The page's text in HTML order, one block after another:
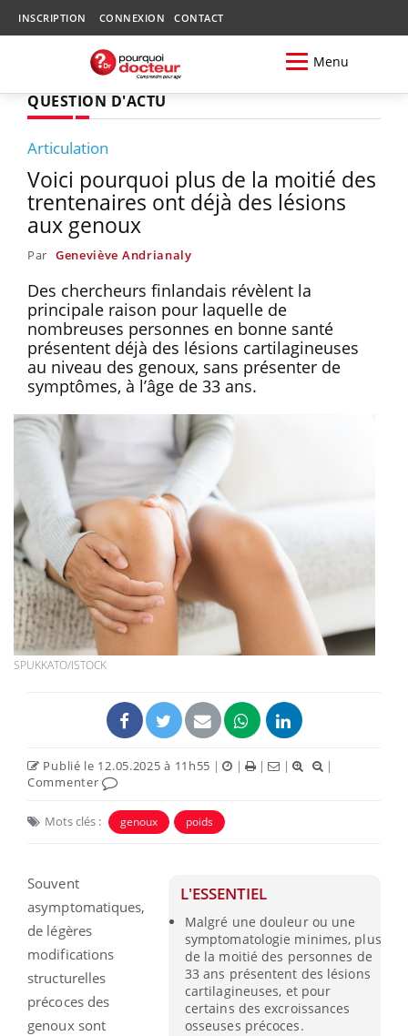
INSCRIPTION CONNEXION CONTACT
Menu
QUESTION D'ACTU
Articulation
Voici pourquoi plus de la moitié des
trentenaires ont déjà des lésions
aux genoux
Par Geneviève Andrianaly
Des chercheurs finlandais révèlent la
principale raison pour laquelle de
nombreuses personnes en bonne santé
présentent déjà des lésions cartilagineuses
au niveau des genoux, sans présenter de
symptômes, à l’âge de 33 ans.
SPUKKATO/ISTOCK
Publié le 12.05.2025 à 11h55 | | | |
|
Commenter
Mots clés : genoux poids
L'ESSENTIEL
Malgré une douleur ou une
symptomatologie minimes, plus
de la moitié des personnes de
33 ans présentent des lésions
cartilagineuses, et pour
certains des excroissances
osseuses précoces.
Souvent
asymptomatiques,
de légères
modifications
structurelles
précoces des
genoux sont